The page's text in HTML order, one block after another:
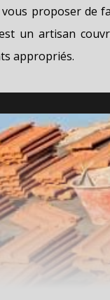
proposer de
un artisan
appropriés.